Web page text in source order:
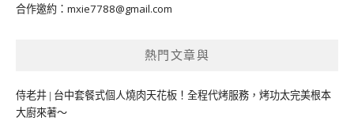
合作邀約： mxie7788@gmail.com
熱門文章與
侍老井 | 台中套餐式個人燒肉天花板！全程代烤服務，烤功太完美根本
大廚來著～